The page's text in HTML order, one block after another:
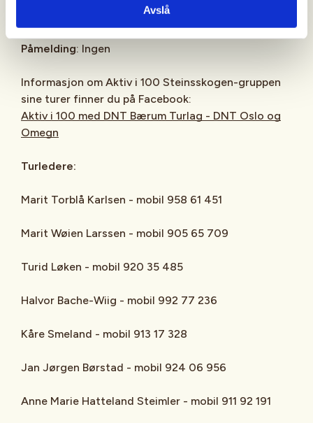
Avslå
Påmelding: Ingen
Informasjon om Aktiv i 100 Steinsskogen-gruppen
sine turer finner du på Facebook:
Aktiv i 100 med DNT Bærum Turlag - DNT Oslo og
Omegn
Turledere:
Marit Torblå Karlsen - mobil 958 61 451
Marit Wøien Larssen - mobil 905 65 709
Turid Løken - mobil 920 35 485
Halvor Bache-Wiig - mobil 992 77 236
Kåre Smeland - mobil 913 17 328
Jan Jørgen Børstad - mobil 924 06 956
Anne Marie Hatteland Steimler - mobil 911 92 191